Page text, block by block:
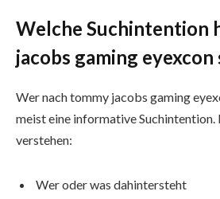
Welche Suchintention
jacobs gaming
Wer nach tommy jacobs gaming
meist eine informative
verstehen:
Wer oder was dahintersteht